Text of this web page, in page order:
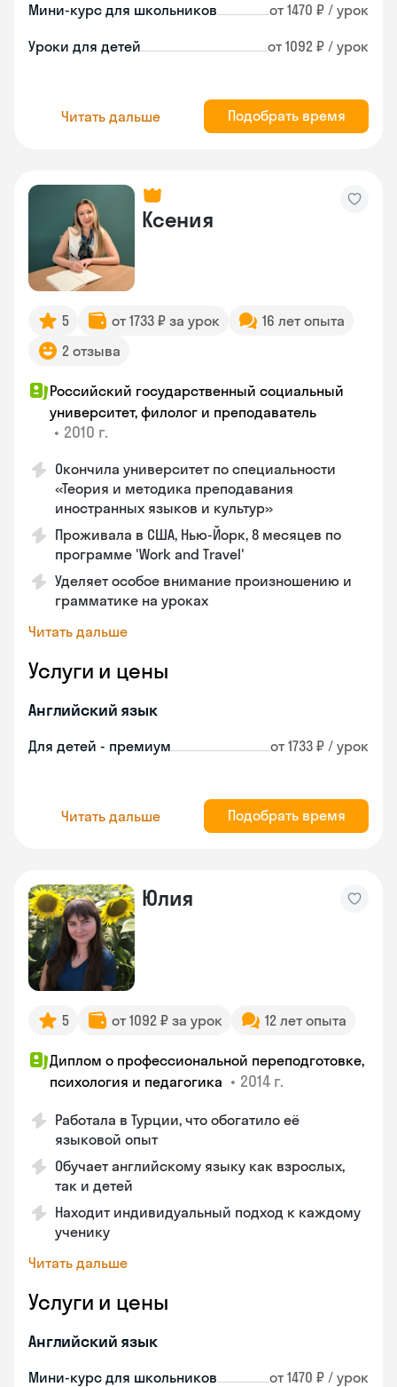
Мини-курс для школьников от 1470 ₽ / урок
Уроки для детей от 1092 ₽ / урок
Читать дальше Подобрать время
Ксения
5 от 1733 ₽ за урок
16 лет опыта
2 отзыва
Российский государственный социальный
университет, филолог и преподаватель
• 2010 г.
Окончила университет по специальности
«Теория и методика преподавания
иностранных языков и культур»
Проживала в США, Нью-Йорк, 8 месяцев по
программе 'Work and Travel'
Уделяет особое внимание произношению и
грамматике на уроках
Читать дальше
Услуги и цены
Английский язык
Для детей - премиум от 1733 ₽ / урок
Читать дальше Подобрать время
Юлия
5 от 1092 ₽ за урок 12 лет опыта
Диплом о профессиональной переподготовке,
психология и педагогика • 2014 г.
Работала в Турции, что обогатило её
языковой опыт
Обучает английскому языку как взрослых,
так и детей
Находит индивидуальный подход к каждому
ученику
Читать дальше
Услуги и цены
Английский язык
Мини-курс для школьников от 1470 ₽ / урок